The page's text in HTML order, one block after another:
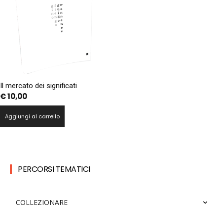
Il mercato dei significati
€10,00
Aggiungi al carrello
PERCORSI TEMATICI
COLLEZIONARE